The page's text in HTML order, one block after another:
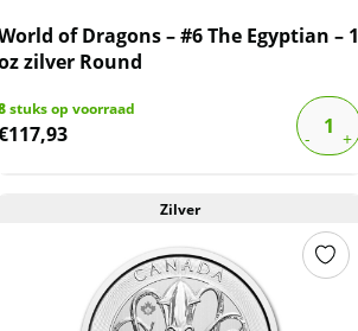
of Dragons – #6 The Egyptian – 1
zilver Round
stuks op voorraad
117,93
Zilver